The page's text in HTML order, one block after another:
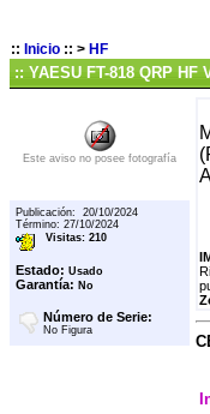
:: Inicio :: > HF
:: YAESU FT-818 QRP HF
Este aviso no posee fotografía
Publicación: 20/10/2024
Término: 27/10/2024
Visitas: 210
Estado: Usado
Garantía: No
Número de Serie:
No Figura